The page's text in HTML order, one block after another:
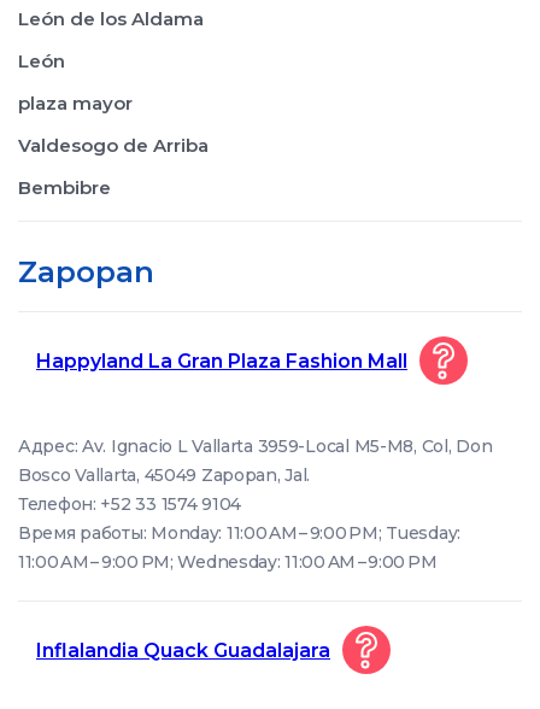
León de los Aldama
León
plaza mayor
Valdesogo de Arriba
Bembibre
Zapopan
Happyland La Gran Plaza Fashion Mall
Адрес: Av. Ignacio L Vallarta 3959-Local M5-M8, Col, Don
Bosco Vallarta, 45049 Zapopan, Jal.
Телефон: +52 33 1574 9104
Время работы: Monday: 11:00 AM – 9:00 PM; Tuesday:
11:00 AM – 9:00 PM; Wednesday: 11:00 AM – 9:00 PM
Inflalandia Quack Guadalajara